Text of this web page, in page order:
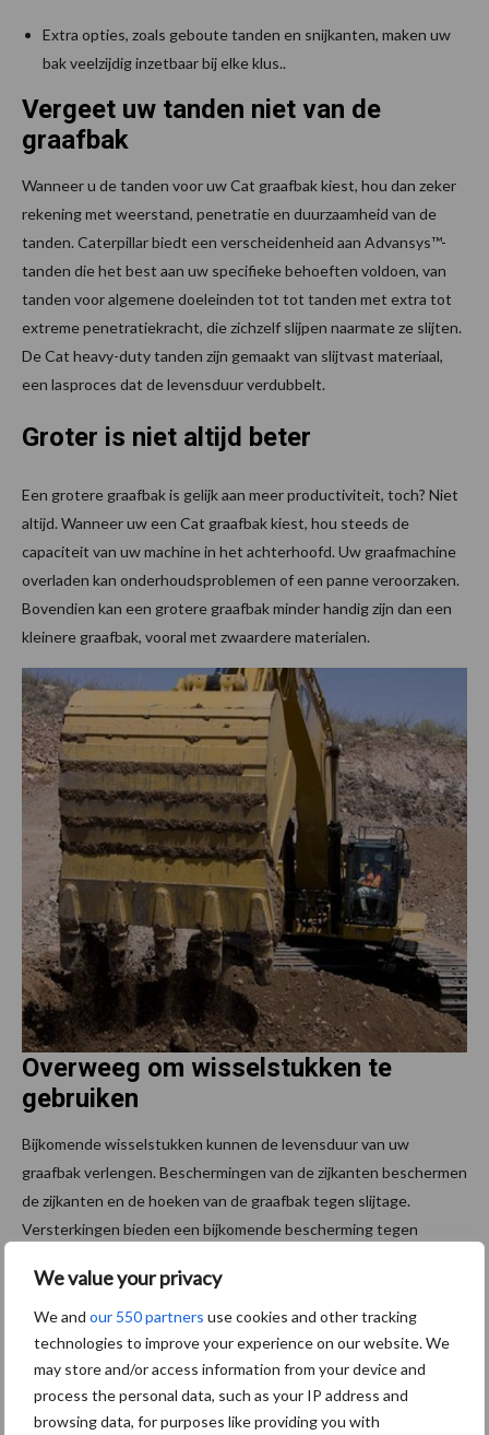
We value your privacy
We and our 550 partners use cookies and other tracking
technologies to improve your experience on our website. We
may store and/or access information from your device and
process the personal data, such as your IP address and
browsing data, for purposes like providing you with
Extra opties, zoals geboute tanden en snijkanten, maken uw
bak veelzijdig inzetbaar bij elke klus..
Vergeet uw tanden niet van de
graafbak
Wanneer u de tanden voor uw Cat graafbak kiest, hou dan zeker
rekening met weerstand, penetratie en duurzaamheid van de
tanden. Caterpillar biedt een verscheidenheid aan Advansys™-
tanden die het best aan uw specifieke behoeften voldoen, van
tanden voor algemene doeleinden tot tot tanden met extra tot
extreme penetratiekracht, die zichzelf slijpen naarmate ze slijten.
De Cat heavy-duty tanden zijn gemaakt van slijtvast materiaal,
een lasproces dat de levensduur verdubbelt.
Groter is niet altijd beter
Een grotere graafbak is gelijk aan meer productiviteit, toch? Niet
altijd. Wanneer uw een Cat graafbak kiest, hou steeds de
capaciteit van uw machine in het achterhoofd. Uw graafmachine
overladen kan onderhoudsproblemen of een panne veroorzaken.
Bovendien kan een grotere graafbak minder handig zijn dan een
kleinere graafbak, vooral met zwaardere materialen.
Overweeg om wisselstukken te
gebruiken
Bijkomende wisselstukken kunnen de levensduur van uw
graafbak verlengen. Beschermingen van de zijkanten beschermen
de zijkanten en de hoeken van de graafbak tegen slijtage.
Versterkingen bieden een bijkomende bescherming tegen
Horizontale, mechanisch bevestigde zijplaten bieden extra
bescherming aan de buitenkant van de graafbak. Graaf
gemakkelijker in materialen met een zijsnijder of spadeblad voor
de onderkant van uw bak.
Verzamel dus de nodige informatie voor u uw keuze maakt